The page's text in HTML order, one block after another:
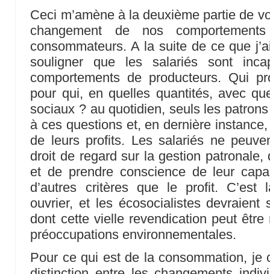
Ceci m’amène à la deuxième partie de
changement de nos
consommateurs. A la suite de ce que
souligner que les salariés sont
comportements de producteurs. Qui
pour qui, en quelles quantités, avec
sociaux ? au quotidien, seuls les
à ces questions et, en dernière
de leurs profits. Les salariés ne
droit de regard sur la gestion
et de prendre conscience de leur
d’autres critères que le profit. C’est
ouvrier, et les écosocialistes devraient
dont cette vielle revendication peut
préoccupations environnementales.
Pour ce qui est de la consommation, je